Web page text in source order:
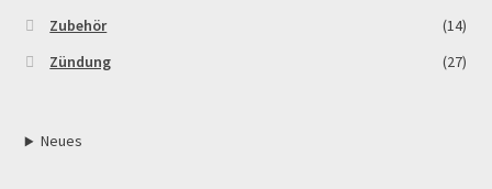
Zubehör
(14)
Zündung
(27)
Neues